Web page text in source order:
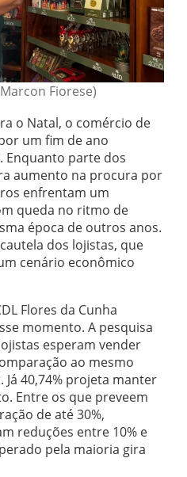
Fiorese)
o Natal, o comércio de
um fim de ano
Enquanto parte dos
aumento na procura por
enfrentam um
queda no ritmo de
época de outros anos.
dos lojistas, que
cenário econômico
Flores da Cunha
momento. A pesquisa
esperam vender
ao mesmo
40,74% projeta manter
Entre os que preveem
de até 30%,
reduções entre 10% e
pela maioria gira